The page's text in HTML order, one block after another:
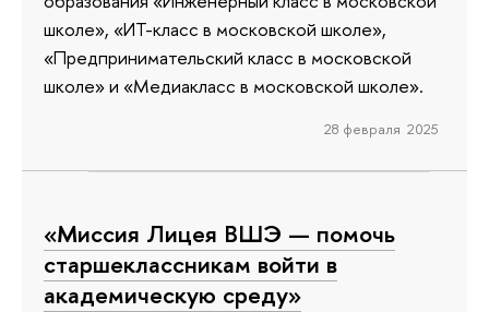
школе», «ИТ-класс в московской школе»,
«Предпринимательский класс в московской
школе» и «Медиакласс в московской школе».
28 февраля 2025
«Миссия Лицея ВШЭ — помочь
старшеклассникам войти в
академическую среду»